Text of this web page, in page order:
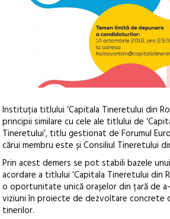
Instituția titlului ‘Capitala Tineretului din
principii similare cu cele ale titlului de
Tineretului’, titlu gestionat de Forumul
cărui membru este și Consiliul Tineretului
Prin acest demers se pot stabili bazele
acordare a titlului ‘Capitala Tineretului din
o oportunitate unică orașelor din țară de
viziuni în proiecte de dezvoltare concrete
tinerilor.